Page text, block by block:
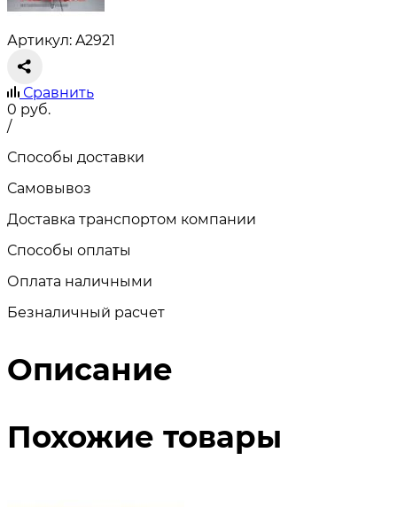
Артикул: A2921
Сравнить
0 руб.
/
Способы доставки
Самовывоз
Доставка транспортом компании
Способы оплаты
Оплата наличными
Безналичный расчет
Описание
Похожие товары